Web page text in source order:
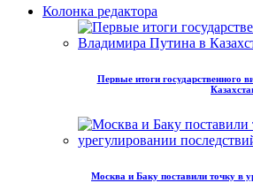
Колонка редактора
Первые итоги государственного
Москва и Баку поставили точку в